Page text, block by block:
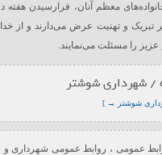
معظم آنان، فرارسیدن
تبریک و تهنیت عرض می‌دارند و از
را مسئلت می‌نمایند.
/ شهرداری شوشتر
شوشتر → ]
عمومی ، روابط عمومی شهرداری و